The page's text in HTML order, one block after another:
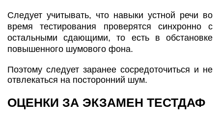
Следует учитывать, что навыки устной речи во
время тестирования проверятся синхронно с
остальными сдающими, то есть в обстановке
повышенного шумового фона.
Поэтому следует заранее сосредоточиться и не
отвлекаться на посторонний шум.
ОЦЕНКИ ЗА ЭКЗАМЕН ТЕСТДАФ